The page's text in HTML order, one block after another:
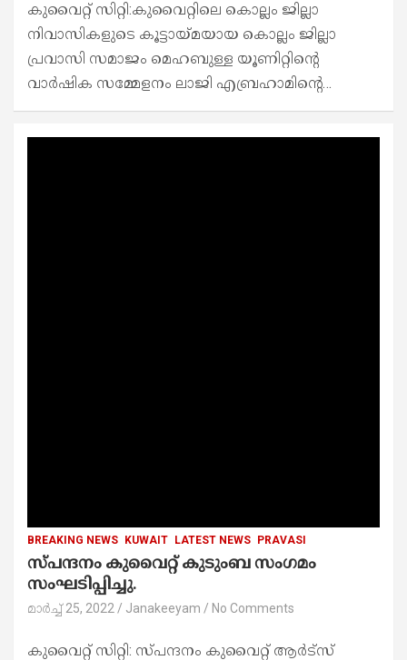
കുവൈറ്റ് സിറ്റി:കുവൈറ്റിലെ കൊല്ലം ജില്ലാ
നിവാസികളുടെ കൂട്ടായ്മയായ കൊല്ലം ജില്ലാ
പ്രവാസി സമാജം മെഹബുള്ള യൂണിറ്റിന്റെ
വാർഷിക സമ്മേളനം ലാജി എബ്രഹാമിന്റെ…
BREAKING NEWS KUWAIT LATEST NEWS PRAVASI
സ്പന്ദനം കുവൈറ്റ് കുടുംബ സംഗമം
സംഘടിപ്പിച്ചു.
മാർച്ച്‌ 25, 2022 Janakeeyam No Comments
കുവൈറ്റ് സിറ്റി: സ്പന്ദനം കുവൈറ്റ് ആർട്സ്